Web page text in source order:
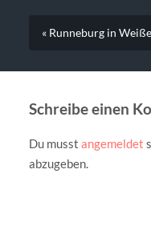
« Runneburg in
Schreibe einen
Du musst angemeldet
abzugeben.